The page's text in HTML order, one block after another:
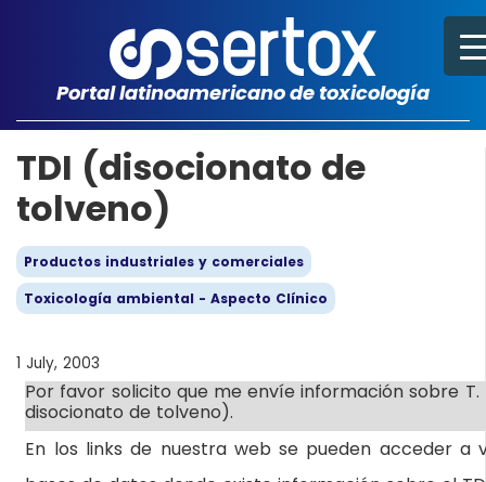
Portal latinoamericano de toxicología
TDI (disocionato de
tolveno)
Productos industriales y comerciales
Toxicología ambiental - Aspecto Clínico
1 July, 2003
Por favor solicito que me envíe información sobre T.
disocionato de tolveno).
En los links de nuestra web se pueden acceder a